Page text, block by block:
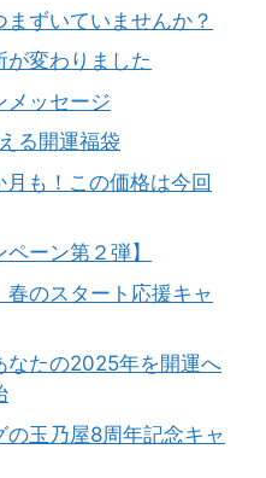
ずいていませんか？
変わりました
メッセージ
る開運福袋
月も！この価格は今回
ーン第２弾】
春のスタート応援キャ
なたの2025年を開運へ
玉乃屋8周年記念キャ